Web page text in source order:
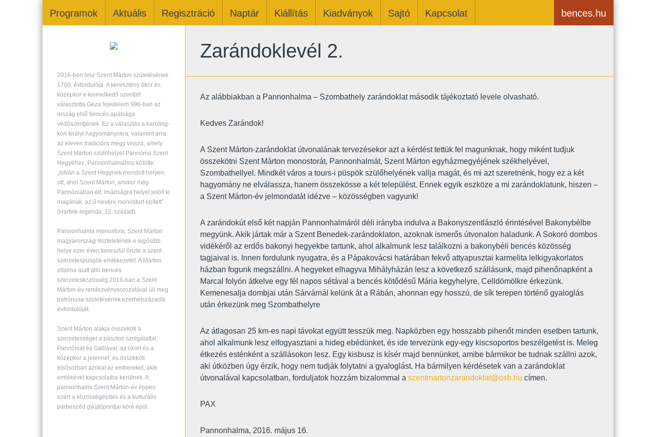
Programok Aktuális Regisztráció Naptár Kiállítás Kiadványok Sajtó Kapcsolat bences.hu
2016-ben lesz Szent Márton születésének
1700. évfordulója. A keresztény ókor és
középkor e kiemelkedő szentjét
választotta Géza fejedelem 996-ban az
ország első bencés apátsága
védőszentjének. Ez a választás a karoling-
kori királyi hagyományokra, valamint arra
az eleven tradícióra megy vissza, amely
Szent Márton szülőhelyét Pannónia Szent
Hegyéhez, Pannonhalmához kötötte:
„István a Szent Hegynek mondott helyen,
ott, ahol Szent Márton, amikor még
Pannóniában élt, imádságra helyet jelölt ki
magának, az ő nevére monostort épített”
(Hartvik-legenda, 12. század).
Pannonhalma monostora, Szent Márton
magyarországi tiszteletének e legősibb
helye ezer éven keresztül őrizte a szent
szerzetespüspök emlékezetét. A Márton
oltalma alatt álló bencés
szerzetesközösség 2016-ban a Szent
Márton-év rendezvénysorozatával üli meg
patrónusa születésének ezerhétszázadik
évfordulóját.
Szent Márton alakja összeköti a
szerzetességet a pásztori szolgálattal,
Pannóniát és Galliával, az ókort és a
középkor a jelennel; és összeköti
elsősorban azokat az embereket, akik
emlékével kapcsolatba kerülnek. A
pannonhalmi Szent Márton-év éppen
ezért a közösségépítés és a kulturális
párbeszéd gyújtópontjai köré épül.
Zarándoklevél 2.
Az alábbiakban a Pannonhalma – Szombathely zarándoklat második tájékoztató levele olvasható.
Kedves Zarándok!
A Szent Márton-zarándoklat útvonalának tervezésekor azt a kérdést tettük fel magunknak, hogy miként tudjuk
összekötni Szent Márton monostorát, Pannonhalmát, Szent Márton egyházmegyéjének székhelyével,
Szombathellyel. Mindkét város a tours-i püspök szülőhelyének vallja magát, és mi azt szeretnénk, hogy ez a két
hagyomány ne elválassza, hanem összekösse a két települést. Ennek egyik eszköze a mi zarándoklatunk, hiszen –
a Szent Márton-év jelmondatát idézve – közösségben vagyunk!
A zarándokút első két napján Pannonhalmáról déli irányba indulva a Bakonyszentlászló érintésével Bakonybélbe
megyünk. Akik jártak már a Szent Benedek-zarándoklaton, azoknak ismerős útvonalon haladunk. A Sokoró dombos
vidékéről az erdős bakonyi hegyekbe tartunk, ahol alkalmunk lesz találkozni a bakonybéli bencés közösség
tagjaival is. Innen fordulunk nyugatra, és a Pápakovácsi határában fekvő attyapusztai karmelita lelkigyakorlatos
házban fogunk megszállni. A hegyeket elhagyva Mihályházán lesz a következő szállásunk, majd pihenőnapként a
Marcal folyón átkelve egy fél napos sétával a bencés kötődésű Mária kegyhelyre, Celldömölkre érkezünk.
Kemenesalja dombjai után Sárvárnál kelünk át a Rábán, ahonnan egy hosszú, de sík terepen történő gyaloglás
után érkezünk meg Szombathelyre
Az átlagosan 25 km-es napi távokat együtt tesszük meg. Napközben egy hosszabb pihenőt minden esetben tartunk,
ahol alkalmunk lesz elfogyasztani a hideg ebédünket, és ide tervezünk egy-egy kiscsoportos beszélgetést is. Meleg
étkezés esténként a szállásokon lesz. Egy kisbusz is kísér majd bennünket, amibe bármikor be tudnak szállni azok,
aki útközben úgy érzik, hogy nem tudják folytatni a gyaloglást. Ha bármilyen kérdésetek van a zarándoklat
útvonalával kapcsolatban, forduljatok hozzám bizalommal a szentmartonzarandoklat@osb.hu címen.
PAX
Pannonhalma, 2016. május 16.